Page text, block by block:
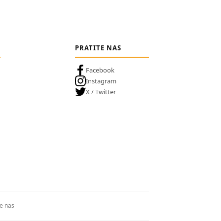
PRATITE NAS
Facebook
Instagram
X / Twitter
nas